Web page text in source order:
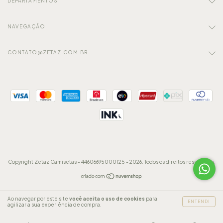
Ao navegar por este site você aceita o uso de cookies para
agilizar a sua experiência de compra.
ENTENDI
NAVEGAÇÃO
CONTATO@ZETAZ.COM.BR
Copyright Zetaz Camisetas - 44606695000125 - 2026. Todos os direitos reservados.